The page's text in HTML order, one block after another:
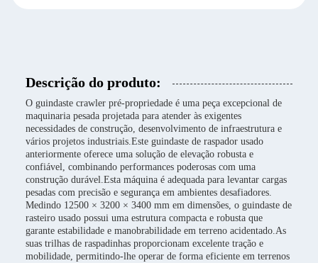
Descrição do produto:
O guindaste crawler pré-propriedade é uma peça excepcional de
maquinaria pesada projetada para atender às exigentes
necessidades de construção, desenvolvimento de infraestrutura e
vários projetos industriais.Este guindaste de raspador usado
anteriormente oferece uma solução de elevação robusta e
confiável, combinando performances poderosas com uma
construção durável.Esta máquina é adequada para levantar cargas
pesadas com precisão e segurança em ambientes desafiadores.
Medindo 12500 × 3200 × 3400 mm em dimensões, o guindaste de
rasteiro usado possui uma estrutura compacta e robusta que
garante estabilidade e manobrabilidade em terreno acidentado.As
suas trilhas de raspadinhas proporcionam excelente tração e
mobilidade, permitindo-lhe operar de forma eficiente em terrenos